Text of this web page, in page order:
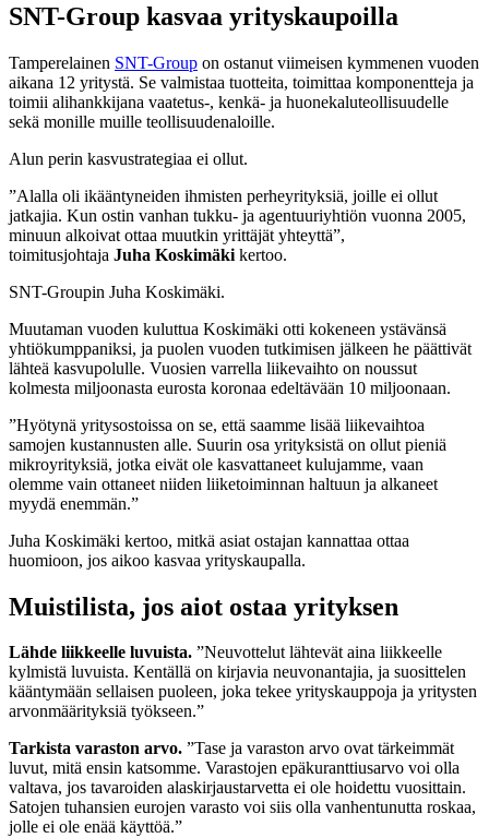
SNT-Group kasvaa yrityskaupoilla
Tamperelainen SNT-Group on ostanut viimeisen kymmenen vuoden
aikana 12 yritystä. Se valmistaa tuotteita, toimittaa komponentteja ja
toimii alihankkijana vaatetus-, kenkä- ja huonekaluteollisuudelle
sekä monille muille teollisuudenaloille.
Alun perin kasvustrategiaa ei ollut.
”Alalla oli ikääntyneiden ihmisten perheyrityksiä, joille ei ollut
jatkajia. Kun ostin vanhan tukku- ja agentuuriyhtiön vuonna 2005,
minuun alkoivat ottaa muutkin yrittäjät yhteyttä”,
toimitusjohtaja Juha Koskimäki kertoo.
SNT-Groupin Juha Koskimäki.
Muutaman vuoden kuluttua Koskimäki otti kokeneen ystävänsä
yhtiökumppaniksi, ja puolen vuoden tutkimisen jälkeen he päättivät
lähteä kasvupolulle. Vuosien varrella liikevaihto on noussut
kolmesta miljoonasta eurosta koronaa edeltävään 10 miljoonaan.
”Hyötynä yritysostoissa on se, että saamme lisää liikevaihtoa
samojen kustannusten alle. Suurin osa yrityksistä on ollut pieniä
mikroyrityksiä, jotka eivät ole kasvattaneet kulujamme, vaan
olemme vain ottaneet niiden liiketoiminnan haltuun ja alkaneet
myydä enemmän.”
Juha Koskimäki kertoo, mitkä asiat ostajan kannattaa ottaa
huomioon, jos aikoo kasvaa yrityskaupalla.
Muistilista, jos aiot ostaa yrityksen
Lähde liikkeelle luvuista. ”Neuvottelut lähtevät aina liikkeelle
kylmistä luvuista. Kentällä on kirjavia neuvonantajia, ja suosittelen
kääntymään sellaisen puoleen, joka tekee yrityskauppoja ja yritysten
arvonmäärityksiä työkseen.”
Tarkista varaston arvo. ”Tase ja varaston arvo ovat tärkeimmät
luvut, mitä ensin katsomme. Varastojen epäkuranttiusarvo voi olla
valtava, jos tavaroiden alaskirjaustarvetta ei ole hoidettu vuosittain.
Satojen tuhansien eurojen varasto voi siis olla vanhentunutta roskaa,
jolle ei ole enää käyttöä.”